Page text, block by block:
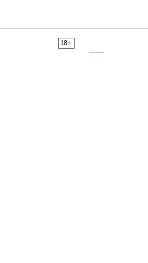
18+